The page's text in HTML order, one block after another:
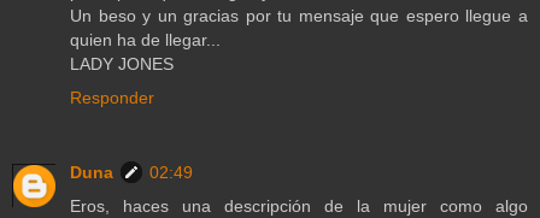
Un beso y un gracias por tu mensaje que espero llegue a
quien ha de llegar...
LADY JONES
Responder
Duna
02:49
Eros, haces una descripción de la mujer como algo